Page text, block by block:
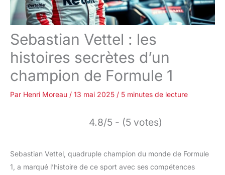
Sebastian Vettel : les
histoires secrètes d’un
champion de Formule 1
Par Henri Moreau / 13 mai 2025 / 5 minutes de lecture
4.8/5 - (5 votes)
Sebastian Vettel, quadruple champion du monde de Formule
1, a marqué l’histoire de ce sport avec ses compétences